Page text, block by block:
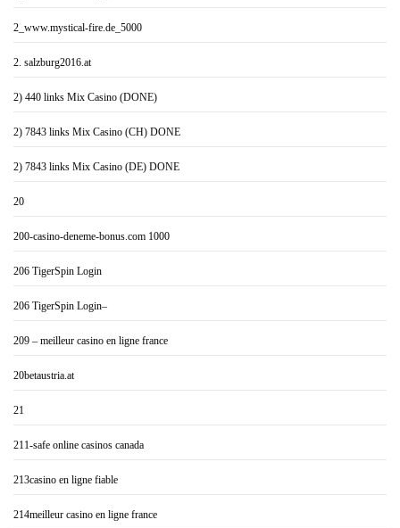
2_www.mystical-fire.de_5000
2. salzburg2016.at
2) 440 links Mix Casino (DONE)
2) 7843 links Mix Casino (CH) DONE
2) 7843 links Mix Casino (DE) DONE
20
200-casino-deneme-bonus.com 1000
206 TigerSpin Login
206 TigerSpin Login–
209 – meilleur casino en ligne france
20betaustria.at
21
211-safe online casinos canada
213casino en ligne fiable
214meilleur casino en ligne france